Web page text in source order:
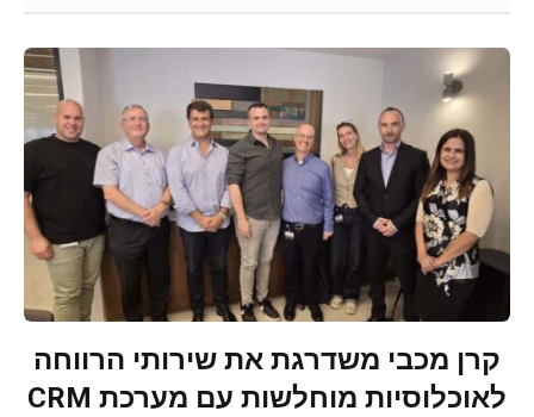
קרן מכבי משדרגת את שירותי הרווחה
לאוכלוסיות מוחלשות עם מערכת CRM